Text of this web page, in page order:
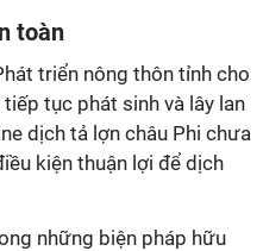
toàn
triển nông thôn tỉnh cho
tục phát sinh và lây lan
dịch tả lợn châu Phi chưa
kiện thuận lợi để dịch
những biện pháp hữu